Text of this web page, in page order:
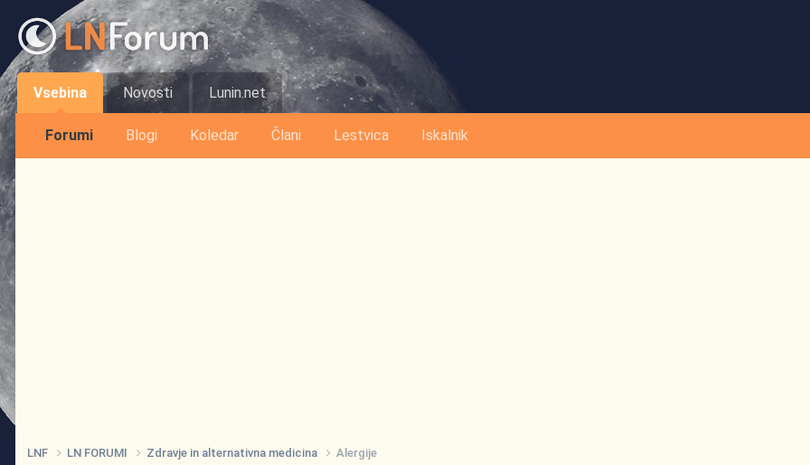
Vsebina
Forumi Blogi Koledar Člani Lestvica Iskalnik
Novosti Lunin.net
LNF LN FORUMI Zdravje in alternativna medicina Alergije